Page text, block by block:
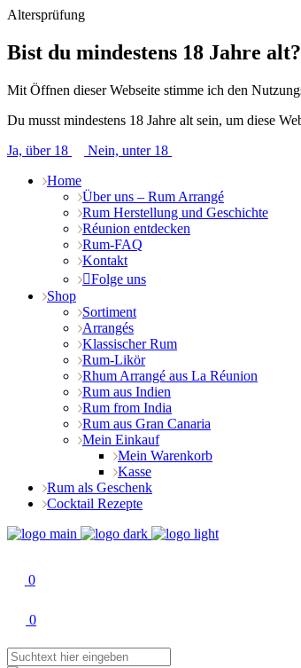
Altersprüfung
Bist du mindestens 18 Jahre alt?
Mit Öffnen dieser Webseite stimme ich den
Du musst mindestens 18 Jahre alt sein, um diese
Ja, über 18
Nein, unter 18
Home
Über uns – Rum Arrangé
Rum Herstellung und Geschichte
Réunion entdecken
Rum-FAQ
Kontakt
Folge uns
Shop
Sortiment
Arrangés
Klassischer Rum
Rum-Likör
Rhum Arrangé aus La Réunion
Rum aus Indien
Rum from India
Rum aus Gran Canaria
Mein Einkauf
Mein Warenkorb
Kasse
Rum als Geschenk
Cocktail Rezepte
0
0